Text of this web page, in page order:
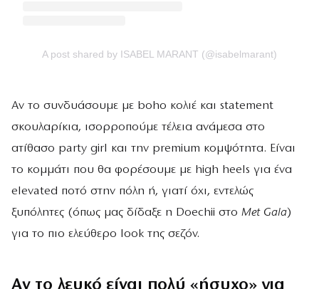
A post shared by ISABEL MARANT (@isabelmarant)
Αν το συνδυάσουμε με boho κολιέ και statement
σκουλαρίκια, ισορροπούμε τέλεια ανάμεσα στο
ατίθασο party girl και την premium κομψότητα. Είναι
το κομμάτι που θα φορέσουμε με high heels για ένα
elevated ποτό στην πόλη ή, γιατί όχι, εντελώς
ξυπόλητες (όπως μας δίδαξε η Doechii στο Met Gala)
για το πιο ελεύθερο look της σεζόν.
Αν το λευκό είναι πολύ «ήσυχο» για